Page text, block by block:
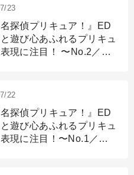
23
探偵プリキュア！』ED
と遊び心あふれるプリキュ
現に注目！ 〜No.2／モ
22
探偵プリキュア！』ED
と遊び心あふれるプリキュ
現に注目！〜No.1／演